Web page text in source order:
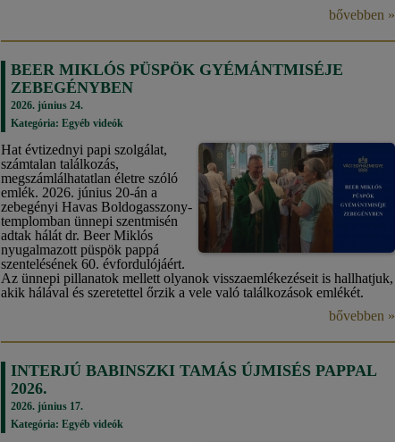
bővebben »
BEER MIKLÓS PÜSPÖK GYÉMÁNTMISÉJE
ZEBEGÉNYBEN
2026. június 24.
Kategória: Egyéb videók
Hat évtizednyi papi szolgálat,
számtalan találkozás,
megszámlálhatatlan életre szóló
emlék. 2026. június 20-án a
zebegényi Havas Boldogasszony-
templomban ünnepi szentmisén
adtak hálát dr. Beer Miklós
nyugalmazott püspök pappá
szentelésének 60. évfordulójáért.
Az ünnepi pillanatok mellett olyanok visszaemlékezéseit is hallhatjuk,
akik hálával és szeretettel őrzik a vele való találkozások emlékét.
bővebben »
INTERJÚ BABINSZKI TAMÁS ÚJMISÉS PAPPAL
2026.
2026. június 17.
Kategória: Egyéb videók